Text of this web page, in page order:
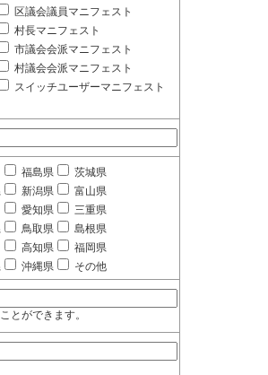
区議会議員マニフェスト
村長マニフェスト
市議会会派マニフェスト
村議会会派マニフェスト
スイッチユーザーマニフェスト
福島県
茨城県
新潟県
富山県
愛知県
三重県
鳥取県
島根県
高知県
福岡県
沖縄県 その他
とができます。